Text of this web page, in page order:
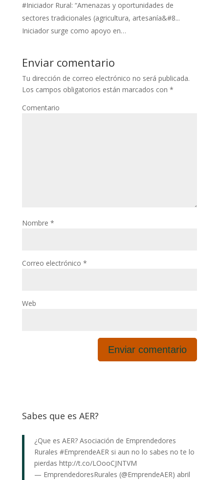
#Iniciador Rural: “Amenazas y oportunidades de
sectores tradicionales (agricultura, artesanía&#8...
Iniciador surge como apoyo en…
Enviar comentario
Tu dirección de correo electrónico no será publicada.
Los campos obligatorios están marcados con *
Comentario
Nombre *
Correo electrónico *
Web
Sabes que es AER?
¿Que es AER? Asociación de Emprendedores
Rurales #EmprendeAERsi aun no lo sabes no te lo
pierdas http://t.co/LOooCJNTVM
— EmprendedoresRurales (@EmprendeAER) abril